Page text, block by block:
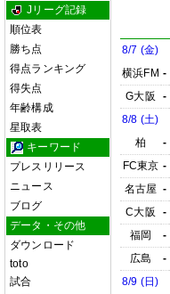
Jリーグ記録
順位表
勝ち点
得点ランキング
得失点
年齢構成
星取表
キーワード
プレスリリース
ニュース
ブログ
データ・その他
ダウンロード
toto
試合
8/7 (金)
横浜FM -
G大阪
-
8/8 (土)
柏
-
FC東京 -
名古屋 -
C大阪
-
福岡
-
広島
-
8/9 (日)